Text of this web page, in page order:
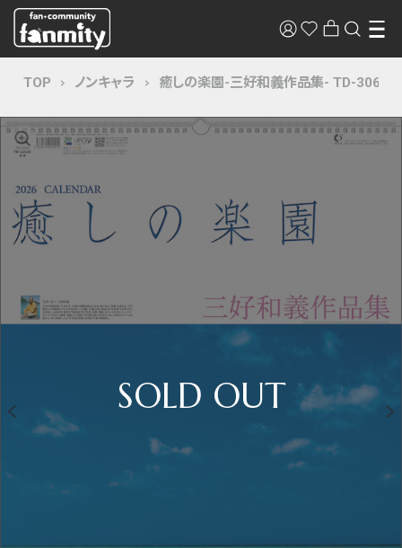
TOP ノンキャラ 癒しの楽園-三好和義作品集- TD-